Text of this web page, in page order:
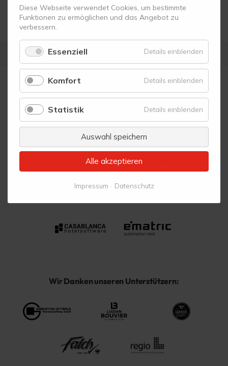
Vielen Dank an unsere Ermöglicher:
Wir Danken unseren Unterstützern:
Diese Webseite verwendet Cookies, um bestimmte
Funktionen zu ermöglichen und das Angebot zu
verbessern.
Essenziell Details einblenden
Komfort Details einblenden
Komfort
Statistik Details einblenden
Statistik
Auswahl speichern
Alle akzeptieren
Impressum Datenschutz